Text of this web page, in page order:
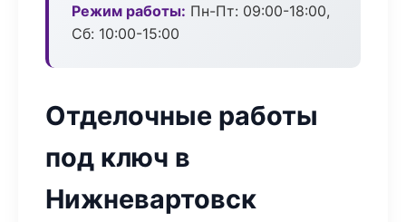
Режим работы: Пн-Пт: 09:00-18:00,
Сб: 10:00-15:00
Отделочные работы
под ключ в
Нижневартовск